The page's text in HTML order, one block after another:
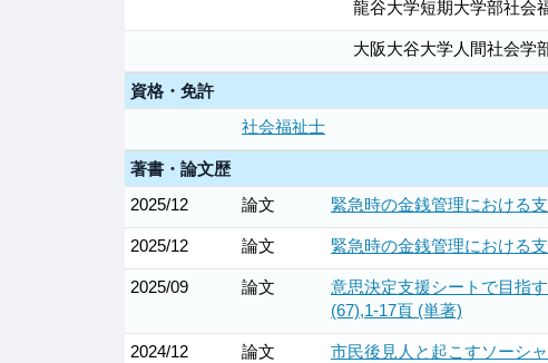
龍谷大学短期大学部社会
大阪大谷大学人間社会学
資格・免許
社会福祉士
著書・論文歴
2025/12
論文 緊急時の金銭管理における
2025/12 論文 緊急時の金銭管理における
2025/09 論文
意思決定支援シートで目指
(67),1-17頁 (単著)
2024/12 論文
市民後見人と起こすソーシ